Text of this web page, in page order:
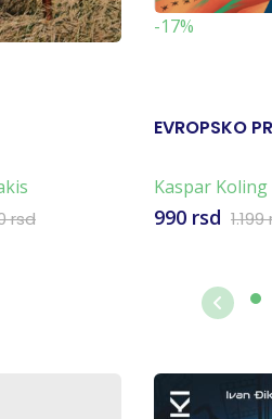
rsd
-17%
EVROPSKO
Kaspar
990 rsd